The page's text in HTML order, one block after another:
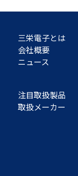
三栄電子とは
会社概要
ニュース
注目取扱製品
取扱メーカー